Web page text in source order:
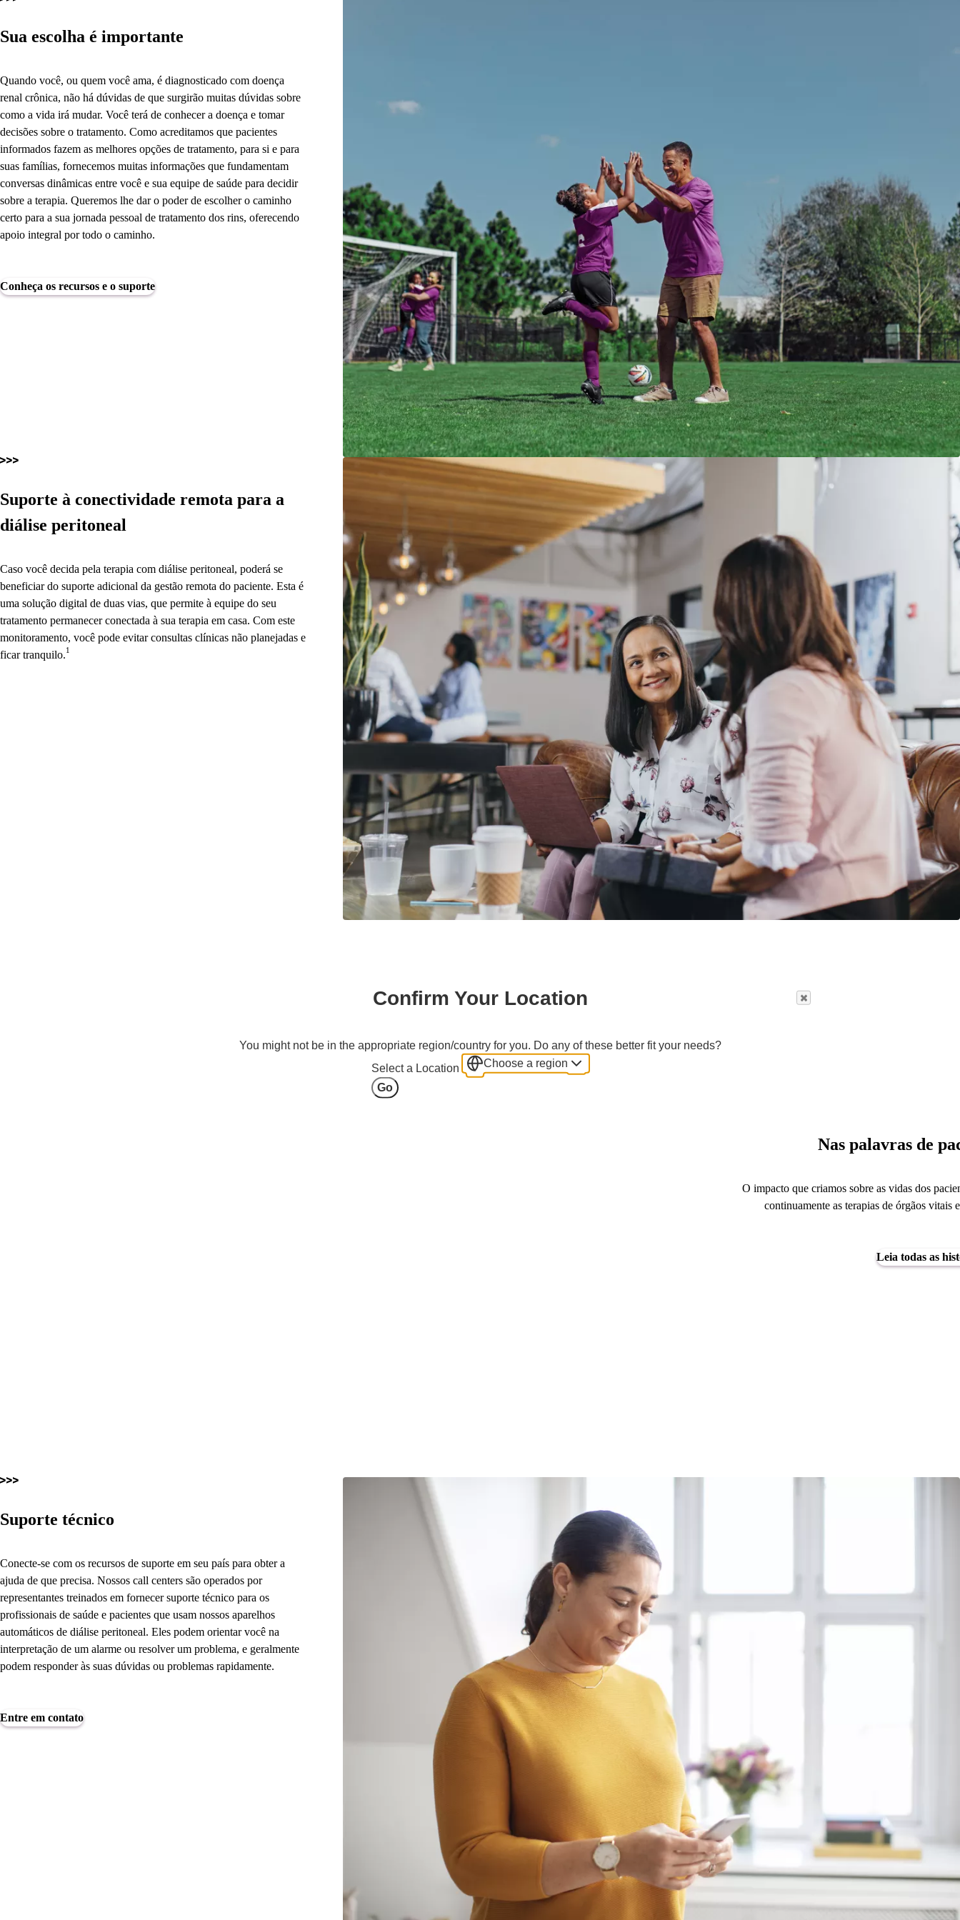
Sua escolha é importante
Quando você, ou quem você ama, é diagnosticado com doença
renal crônica, não há dúvidas de que surgirão muitas dúvidas sobre
como a vida irá mudar. Você terá de conhecer a doença e tomar
decisões sobre o tratamento. Como acreditamos que pacientes
informados fazem as melhores opções de tratamento, para si e para
suas famílias, fornecemos muitas informações que fundamentam
conversas dinâmicas entre você e sua equipe de saúde para decidir
sobre a terapia. Queremos lhe dar o poder de escolher o caminho
certo para a sua jornada pessoal de tratamento dos rins, oferecendo
apoio integral por todo o caminho.
Conheça os recursos e o suporte
Suporte à conectividade remota para a
diálise peritoneal
Caso você decida pela terapia com diálise peritoneal, poderá se
beneficiar do suporte adicional da gestão remota do paciente. Esta é
uma solução digital de duas vias, que permite à equipe do seu
tratamento permanecer conectada à sua terapia em casa. Com este
monitoramento, você pode evitar consultas clínicas não planejadas e
ficar tranquilo.1
Nas palavras de
O impacto que criamos sobre as vidas dos
continuamente as terapias de órgãos vitais
Leia todas as
Suporte técnico
Conecte-se com os recursos de suporte em seu país para obter a
ajuda de que precisa. Nossos call centers são operados por
representantes treinados em fornecer suporte técnico para os
profissionais de saúde e pacientes que usam nossos aparelhos
automáticos de diálise peritoneal. Eles podem orientar você na
interpretação de um alarme ou resolver um problema, e geralmente
podem responder às suas dúvidas ou problemas rapidamente.
Entre em contato
Confirm Your Location
You might not be in the appropriate region/country for you. Do any of these better fit your needs?
Select a Location
Choose a region
Go